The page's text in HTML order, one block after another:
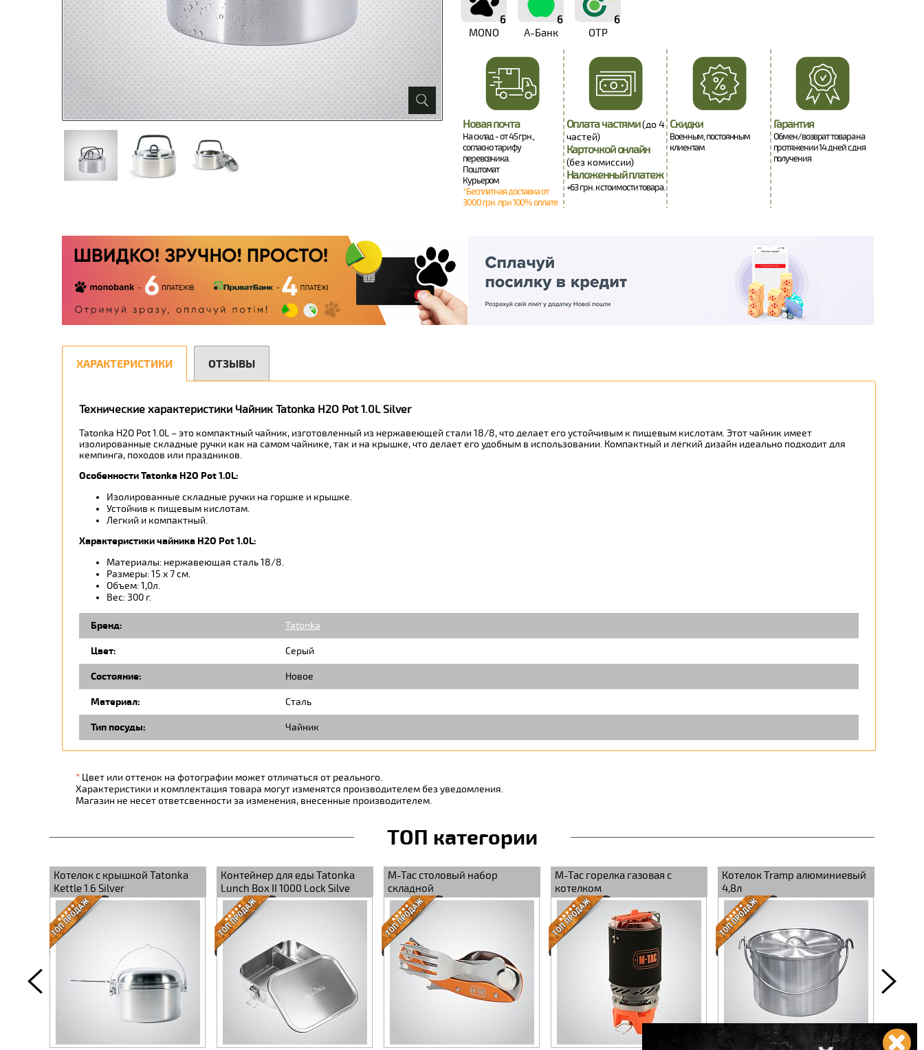
6
MONO
6
А-Банк
6
OTP
Новая почта
На склад - от 45 грн.,
согласно тарифу
перевозчика.
Поштомат
Курьером
*Бесплатная доставка от
3000 грн. при 100% оплате
Оплата частями(до 4
частей)
Карточкой онлайн
(без комиссии)
Наложенный платеж
+63 грн. к стоимости товара.
Скидки
Военным, постоянным
клиентам
Гарантия
Обмен/возврат товара на
протяжении 14 дней с дня
получения
ХАРАКТЕРИСТИКИ
Технические характеристики Чайник Tatonka H2O Pot 1.0L Silver
Tatonka H2O Pot 1.0L – это компактный чайник, изготовленный из нержавеющей стали 18/8, что делает его устойчивым к пищевым кислотам. Этот чайник имеет
изолированные складные ручки как на самом чайнике, так и на крышке, что делает его удобным в использовании. Компактный и легкий дизайн идеально подходит для
кемпинга, походов или праздников.
Особенности Tatonka H2O Pot 1.0L:
Изолированные складные ручки на горшке и крышке.
Устойчив к пищевым кислотам.
Легкий и компактный.
Характеристики чайника H2O Pot 1.0L:
Материалы: нержавеющая сталь 18/8.
Размеры: 15 х 7 см.
Объем: 1,0л.
Вес: 300 г.
Бренд: Tatonka
Цвет: Серый
Состояние: Новое
Материал: Сталь
Тип посуды: Чайник
ОТЗЫВЫ
* Цвет или оттенок на фотографии может отличаться от реального.
Характеристики и комплектация товара могут изменятся производителем без уведомления.
Магазин не несет ответсвенности за изменения, внесенные производителем.
ТОП категории
Котелок с крышкой Tatonka
Kettle 1.6 Silver
Контейнер для еды Tatonka
Lunch Box II 1000 Lock Silve
M-Tac столовый набор
складной
M-Tac горелка газовая с
котелком
Котелок Tramp алюминиевый
4,8л